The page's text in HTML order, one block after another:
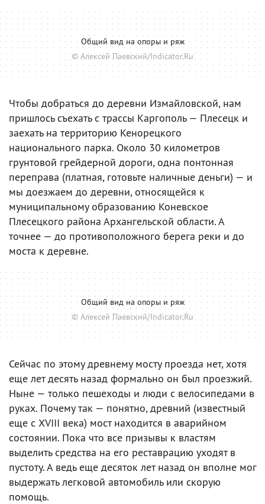
Общий вид на опоры и ряж
© Алексей Паевский/Indicator.Ru
Чтобы добраться до деревни Измайловской, нам
пришлось съехать с трассы Каргополь — Плесецк и
заехать на территорию Кенорецкого
национального парка. Около 30 километров
грунтовой грейдерной дороги, одна понтонная
переправа (платная, готовьте наличные деньги) — и
мы доезжаем до деревни, относящейся к
муниципальному образованию Коневское
Плесецкого района Архангельской области. А
точнее — до противоположного берега реки и до
моста к деревне.
Общий вид на опоры и ряж
© Алексей Паевский/Indicator.Ru
Сейчас по этому древнему мосту проезда нет, хотя
еще лет десять назад формально он был проезжий.
Ныне — только пешеходы и люди с велосипедами в
руках. Почему так — понятно, древний (известный
еще с XVIII века) мост находится в аварийном
состоянии. Пока что все призывы к властям
выделить средства на его реставрацию уходят в
пустоту. А ведь еще десяток лет назад он вполне мог
выдержать легковой автомобиль или скорую
помощь.